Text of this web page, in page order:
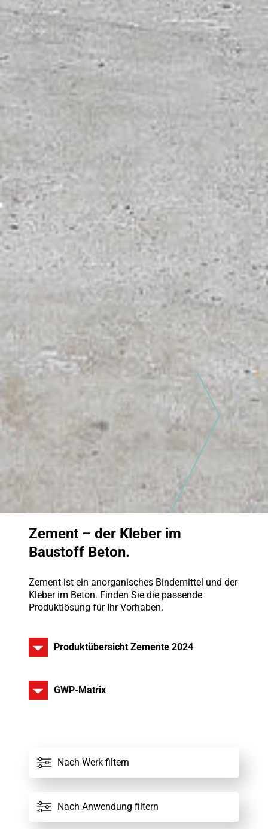
Zement – der Kleber im
Baustoff Beton.
Zement ist ein anorganisches Bindemittel und der
Kleber im Beton. Finden Sie die passende
Produktlösung für Ihr Vorhaben.
Produktübersicht Zemente 2024
GWP-Matrix
Nach Werk filtern
Karlstadt
Nach Anwendung filtern
Alle Zemente